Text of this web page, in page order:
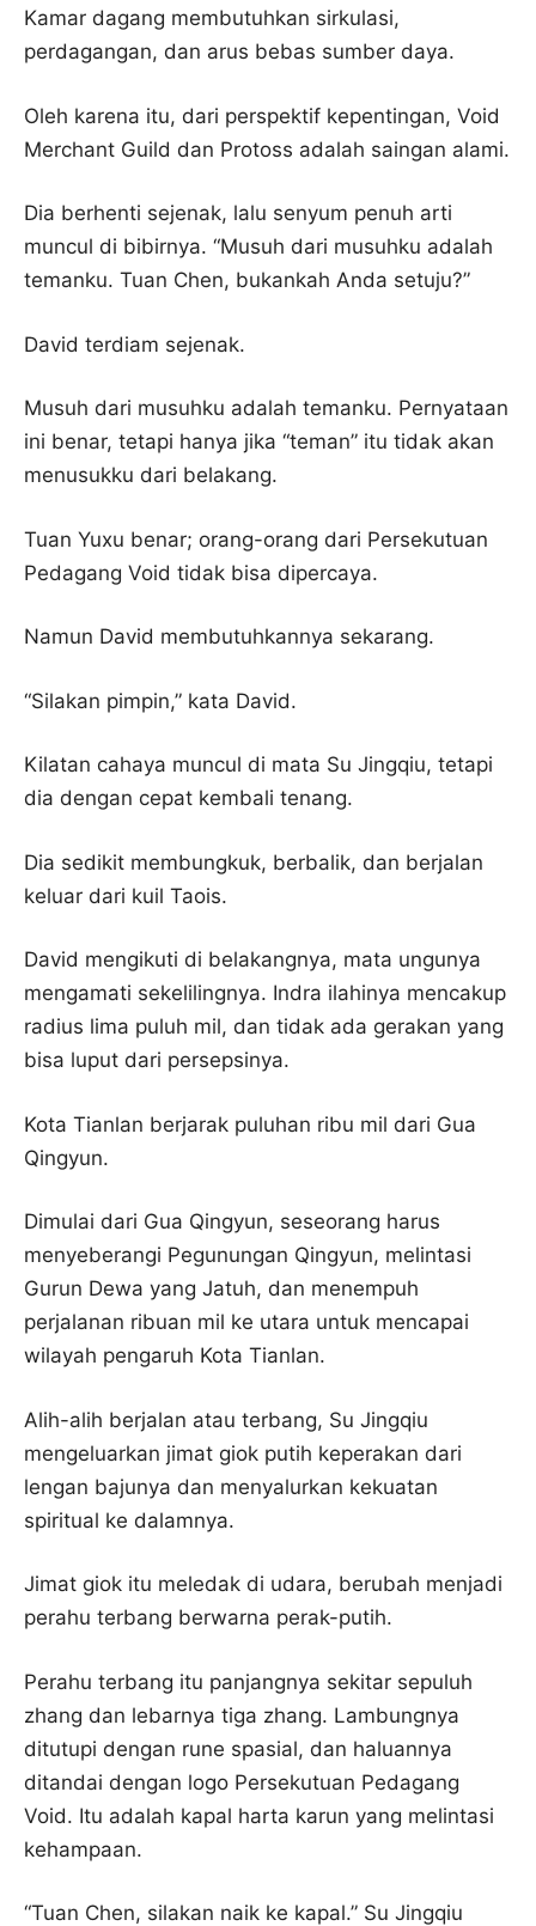
Kamar dagang membutuhkan sirkulasi,
perdagangan, dan arus bebas sumber daya.
Oleh karena itu, dari perspektif kepentingan, Void
Merchant Guild dan Protoss adalah saingan alami.
Dia berhenti sejenak, lalu senyum penuh arti
muncul di bibirnya. “Musuh dari musuhku adalah
temanku. Tuan Chen, bukankah Anda setuju?”
David terdiam sejenak.
Musuh dari musuhku adalah temanku. Pernyataan
ini benar, tetapi hanya jika “teman” itu tidak akan
menusukku dari belakang.
Tuan Yuxu benar; orang-orang dari Persekutuan
Pedagang Void tidak bisa dipercaya.
Namun David membutuhkannya sekarang.
“Silakan pimpin,” kata David.
Kilatan cahaya muncul di mata Su Jingqiu, tetapi
dia dengan cepat kembali tenang.
Dia sedikit membungkuk, berbalik, dan berjalan
keluar dari kuil Taois.
David mengikuti di belakangnya, mata ungunya
mengamati sekelilingnya. Indra ilahinya mencakup
radius lima puluh mil, dan tidak ada gerakan yang
bisa luput dari persepsinya.
Kota Tianlan berjarak puluhan ribu mil dari Gua
Qingyun.
Dimulai dari Gua Qingyun, seseorang harus
menyeberangi Pegunungan Qingyun, melintasi
Gurun Dewa yang Jatuh, dan menempuh
perjalanan ribuan mil ke utara untuk mencapai
wilayah pengaruh Kota Tianlan.
Alih-alih berjalan atau terbang, Su Jingqiu
mengeluarkan jimat giok putih keperakan dari
lengan bajunya dan menyalurkan kekuatan
spiritual ke dalamnya.
Jimat giok itu meledak di udara, berubah menjadi
perahu terbang berwarna perak-putih.
Perahu terbang itu panjangnya sekitar sepuluh
zhang dan lebarnya tiga zhang. Lambungnya
ditutupi dengan rune spasial, dan haluannya
ditandai dengan logo Persekutuan Pedagang
Void. Itu adalah kapal harta karun yang melintasi
kehampaan.
“Tuan Chen, silakan naik ke kapal.” Su Jingqiu